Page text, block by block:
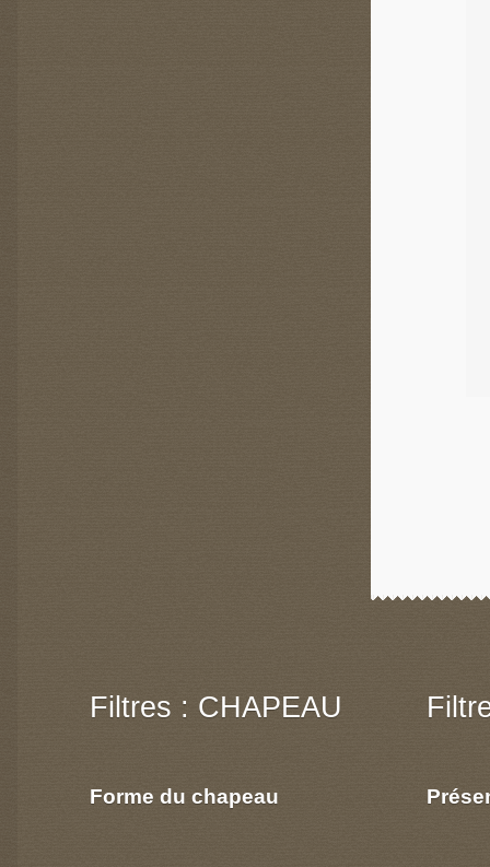
Filtres : CHAPEAU
Forme du chapeau